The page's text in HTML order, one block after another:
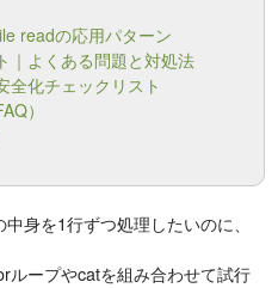
readの応用パターン
｜よくある問題と対処法
全化チェックリスト
）
身を1行ずつ処理したいのに、
ループやcatを組み合わせて試行